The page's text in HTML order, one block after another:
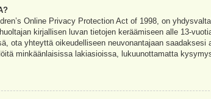
Online Privacy Protection Act of 1998, on
kirjallisen luvan tietojen keräämiseen alle 13-
ota yhteyttä oikeudelliseen neuvonantajaan
minkäänlaisissa lakiasioissa, lukuunottamatta